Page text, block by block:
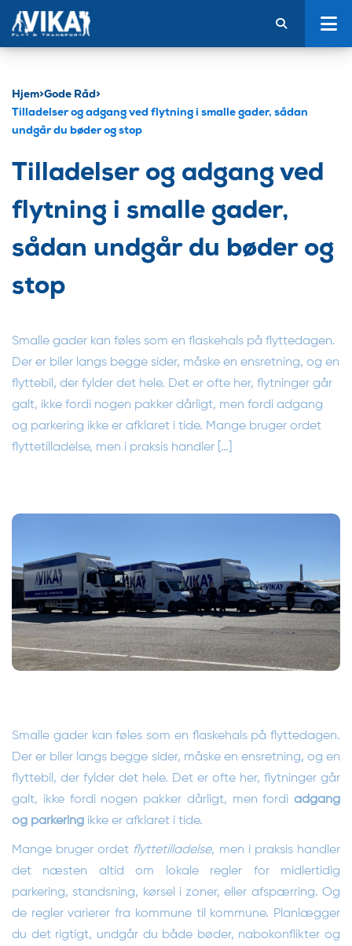
Hjem>Gode Råd>
Tilladelser og adgang ved flytning i smalle gader, sådan
undgår du bøder og stop
Tilladelser og adgang ved
flytning i smalle gader,
sådan undgår du bøder og
stop
Smalle gader kan føles som en flaskehals på flyttedagen.
Der er biler langs begge sider, måske en ensretning, og en
flyttebil, der fylder det hele. Det er ofte her, flytninger går
galt, ikke fordi nogen pakker dårligt, men fordi adgang
og parkering ikke er afklaret i tide. Mange bruger ordet
flyttetilladelse, men i praksis handler […]
Smalle gader kan føles som en flaskehals på flyttedagen.
Der er biler langs begge sider, måske en ensretning, og en
flyttebil, der fylder det hele. Det er ofte her, flytninger går
galt, ikke fordi nogen pakker dårligt, men fordi adgang
og parkering ikke er afklaret i tide.
Mange bruger ordet flyttetilladelse, men i praksis handler
det næsten altid om lokale regler for midlertidig
parkering, standsning, kørsel i zoner, eller afspærring. Og
de regler varierer fra kommune til kommune. Planlægger
du det rigtigt, undgår du både bøder, nabokonflikter og